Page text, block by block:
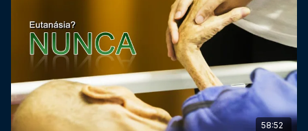
58:52